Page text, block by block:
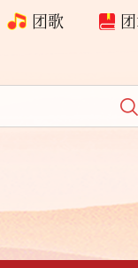
团歌